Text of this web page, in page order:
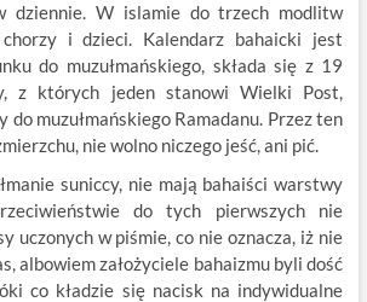
dziennie. W islamie do trzech modlitw
chorzy i dzieci. Kalendarz bahaicki jest
do muzułmańskiego, składa się z 19
z których jeden stanowi Wielki Post,
do muzułmańskiego Ramadanu. Przez ten
nie wolno niczego jeść, ani pić.
suniccy, nie mają bahaiści warstwy
do tych pierwszych nie
uczonych w piśmie, co nie oznacza, iż nie
albowiem założyciele bahaizmu byli dość
co kładzie się nacisk na indywidualne